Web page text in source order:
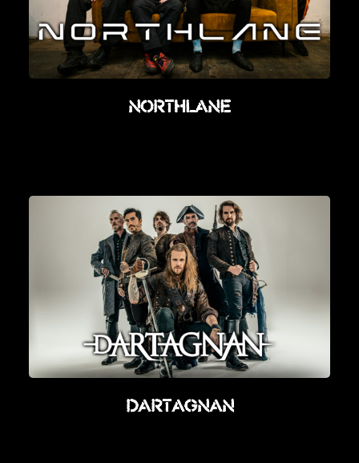
Northlane
dARTAGNAN